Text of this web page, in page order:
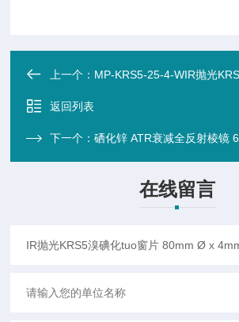
上一个： MP-KRS5-25-4-WIR抛光KRS5溴碘化tuo窗片 25mm
返回列表
下一个：硒化锌 ATR衰减全反射棱镜 60 x 15 x 3mm
在线留言